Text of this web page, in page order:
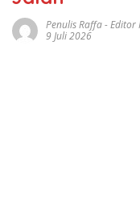
Penulis Raffa - Editor
9 Juli 2026